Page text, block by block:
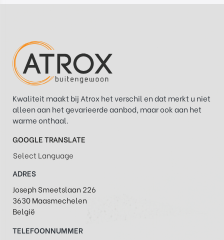
Kwaliteit maakt bij Atrox het verschil en dat merkt u niet
alleen aan het gevarieerde aanbod, maar ook aan het
warme onthaal.
GOOGLE TRANSLATE
Select Language
ADRES
Joseph Smeetslaan 226
3630 Maasmechelen
België
TELEFOONNUMMER